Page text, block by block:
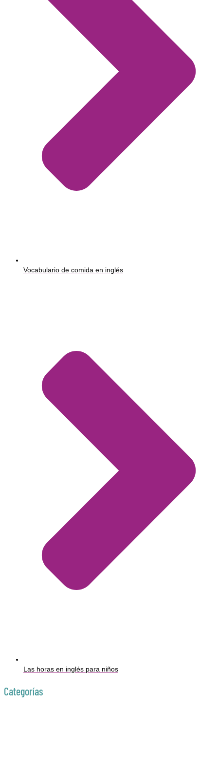
Vocabulario de comida en inglés
Las horas en inglés para niños
Categorías